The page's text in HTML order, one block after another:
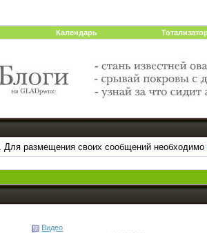
Календарь
Для размещения своих сообщений необходимо
Видео